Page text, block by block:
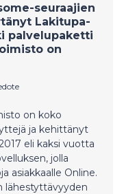
seuraajien
Lakitupa-
palvelupaketti
on
on koko
ja kehittänyt
eli kaksi vuotta
jolla
asiakkaalle Online.
lähestyttävyyden